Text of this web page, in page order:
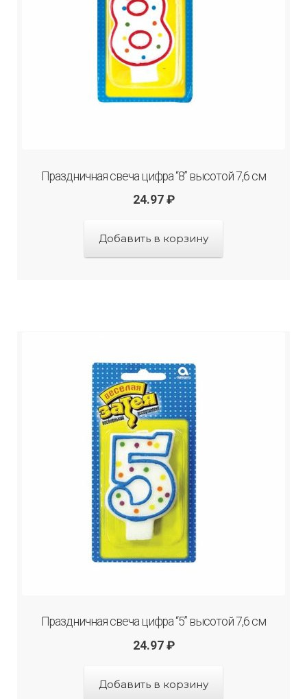
Праздничная свеча цифра “8” высотой 7,6 см
24.97 ₽
Добавить в корзину
Праздничная свеча цифра “5” высотой 7,6 см
24.97 ₽
Добавить в корзину